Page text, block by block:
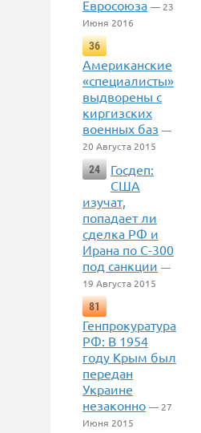
Евросоюза — 23
Июня 2016
36
Американские
«специалисты»
выдворены с
киргизских
военных баз —
20 Августа 2015
24
Госдеп:
США
изучат,
попадает ли
сделка РФ и
Ирана по С-300
под санкции —
19 Августа 2015
81
Генпрокуратура
РФ: В 1954
году Крым был
передан
Украине
незаконно — 27
Июня 2015